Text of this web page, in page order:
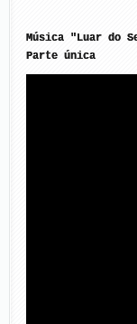
Música "Luar do